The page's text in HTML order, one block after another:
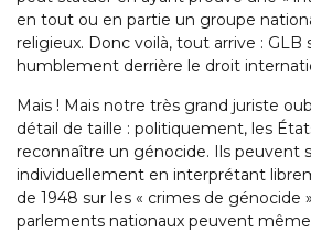
en tout ou en partie un groupe
religieux. Donc voilà, tout arrive : GLB
humblement derrière le droit
Mais ! Mais notre très grand juriste
détail de taille : politiquement, les
reconnaître un génocide. Ils peuvent
individuellement en interprétant
de 1948 sur les « crimes de génocide
parlements nationaux peuvent